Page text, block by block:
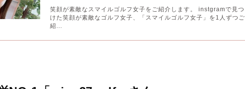
笑顔が素敵なスマイルゴルフ女子をご紹介します。 instgramで見つ
けた笑顔が素敵なゴルフ女子、「スマイルゴルフ女子」を1人ずつご
紹...